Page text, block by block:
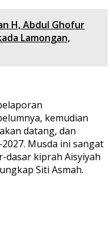
H, Abdul Ghofur
Lamongan,
kemudian
datang, dan
Musda ini sangat
dasar kiprah Aisyiyah
Siti Asmah.